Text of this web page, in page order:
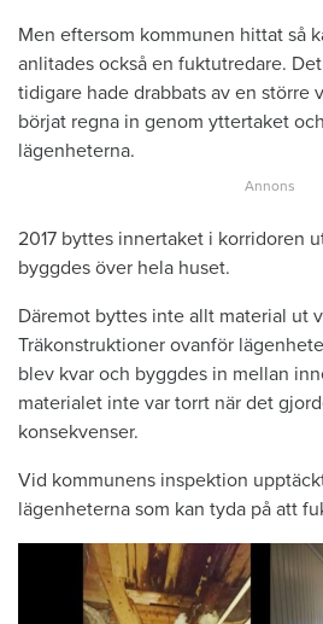
Men eftersom kommunen hittat så
anlitades också en fuktutredare.
tidigare hade drabbats av en större
börjat regna in genom yttertaket
lägenheterna.
2017 byttes innertaket i korridoren
byggdes över hela huset.
Däremot byttes inte allt material ut
Träkonstruktioner ovanför
blev kvar och byggdes in mellan
materialet inte var torrt när det
konsekvenser.
Vid kommunens inspektion
lägenheterna som kan tyda på att